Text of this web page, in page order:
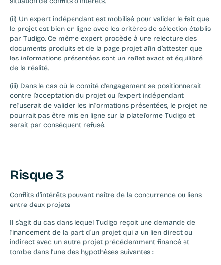
(ii) Un expert indépendant est mobilisé pour valider le fait que
le projet est bien en ligne avec les critères de sélection établis
par Tudigo. Ce même expert procède à une relecture des
documents produits et de la page projet afin d’attester que
les informations présentées sont un reflet exact et équilibré
de la réalité.
(iii) Dans le cas où le comité d’engagement se positionnerait
contre l’acceptation du projet ou l’expert indépendant
refuserait de valider les informations présentées, le projet ne
pourrait pas être mis en ligne sur la plateforme Tudigo et
serait par conséquent refusé.
Risque 3
Conflits d’intérêts pouvant naître de la concurrence ou liens
entre deux projets
Il s’agit du cas dans lequel Tudigo reçoit une demande de
financement de la part d’un projet qui a un lien direct ou
indirect avec un autre projet précédemment financé et
tombe dans l’une des hypothèses suivantes :